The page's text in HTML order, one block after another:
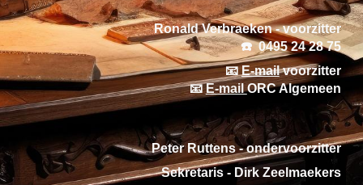
Ronald Verbraeken - voorzitter
☎️ 0495 24 28 75
📧E-mailvoorzitter
📧E-mailORC Algemeen
Peter Ruttens - ondervoorzitter
Sekretaris - Dirk Zeelmaekers